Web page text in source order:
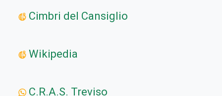
Cimbri del Cansiglio
Wikipedia
C.R.A.S. Treviso